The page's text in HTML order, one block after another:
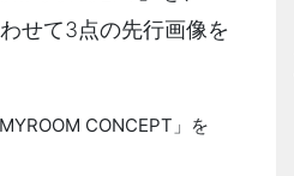
せて3点の先行画像を
CONCEPT」を